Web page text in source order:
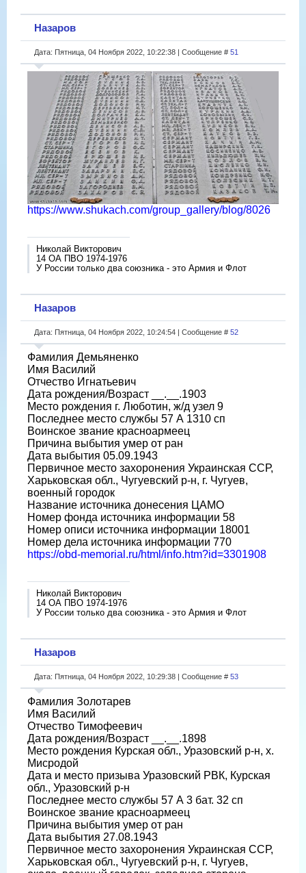
Назаров
Дата: Пятница, 04 Ноября 2022, 10:22:38 | Сообщение # 51
https://www.shukach.com/group_gallery/blog/8026
Николай Викторович
14 ОА ПВО 1974-1976
У России только два союзника - это Армия и Флот
Назаров
Дата: Пятница, 04 Ноября 2022, 10:24:54 | Сообщение # 52
Фамилия Демьяненко
Имя Василий
Отчество Игнатьевич
Дата рождения/Возраст __.__.1903
Место рождения г. Люботин, ж/д узел 9
Последнее место службы 57 А 1310 сп
Воинское звание красноармеец
Причина выбытия умер от ран
Дата выбытия 05.09.1943
Первичное место захоронения Украинская ССР,
Харьковская обл., Чугуевский р-н, г. Чугуев,
военный городок
Название источника донесения ЦАМО
Номер фонда источника информации 58
Номер описи источника информации 18001
Номер дела источника информации 770
https://obd-memorial.ru/html/info.htm?id=3301908
Николай Викторович
14 ОА ПВО 1974-1976
У России только два союзника - это Армия и Флот
Назаров
Дата: Пятница, 04 Ноября 2022, 10:29:38 | Сообщение # 53
Фамилия Золотарев
Имя Василий
Отчество Тимофеевич
Дата рождения/Возраст __.__.1898
Место рождения Курская обл., Уразовский р-н, х.
Мисродой
Дата и место призыва Уразовский РВК, Курская
обл., Уразовский р-н
Последнее место службы 57 А 3 бат. 32 сп
Воинское звание красноармеец
Причина выбытия умер от ран
Дата выбытия 27.08.1943
Первичное место захоронения Украинская ССР,
Харьковская обл., Чугуевский р-н, г. Чугуев,